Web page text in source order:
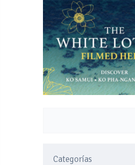
Categorías